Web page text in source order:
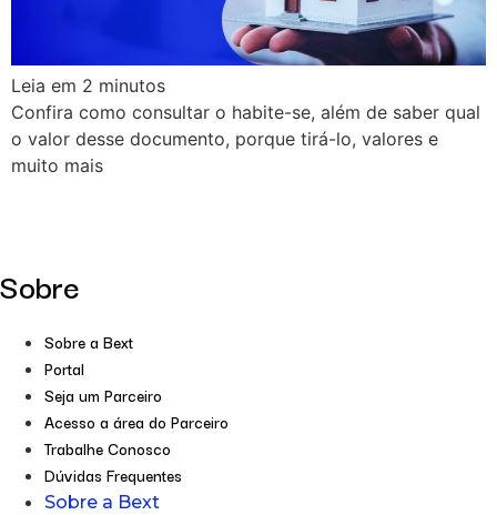
Leia em 2 minutos
Confira como consultar o habite-se, além de saber qual
o valor desse documento, porque tirá-lo, valores e
muito mais
Sobre
Sobre a Bext
Portal
Seja um Parceiro
Acesso a área do Parceiro
Trabalhe Conosco
Dúvidas Frequentes
Sobre a Bext